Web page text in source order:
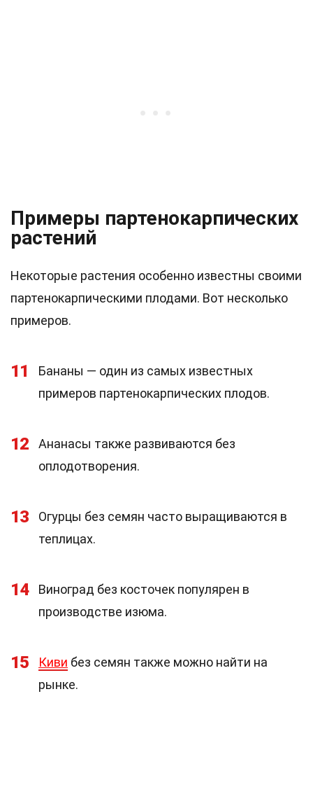
Примеры партенокарпических
растений
Некоторые растения особенно известны своими
партенокарпическими плодами. Вот несколько
примеров.
11
Бананы — один из самых известных
примеров партенокарпических плодов.
12
Ананасы также развиваются без
оплодотворения.
13
Огурцы без семян часто выращиваются в
теплицах.
14
Виноград без косточек популярен в
производстве изюма.
15 Киви без семян также можно найти на
рынке.